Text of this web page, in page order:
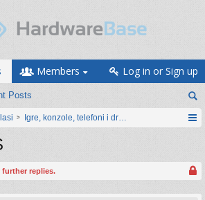
Posts
Members Log in or Sign up
Igre, konzole, telefoni i drugi gadgeti
replies.